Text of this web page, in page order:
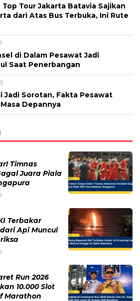
Top Tour Jakarta Batavia Sajikan
dari Atas Bus Terbuka, Ini Rute
di Dalam Pesawat Jadi
Saat Penerbangan
Jadi Sorotan, Fakta Pesawat
Depannya
Timnas
Juara Piala
Terbakar
Api Muncul
Run 2026
10.000 Slot
Marathon